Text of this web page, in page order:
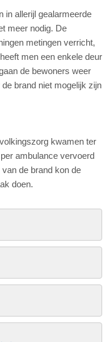
in allerijl gealarmeerde
meer nodig. De
metingen verricht,
men een enkele deur
de bewoners weer
brand niet mogelijk zijn
kwamen ter
ambulance vervoerd
de brand kon de
doen.